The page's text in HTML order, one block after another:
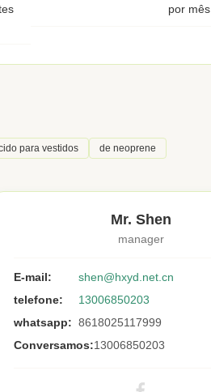
por mês
para vestidos de neoprene
Mr. Shen
manager
E-mail:
shen@hxyd.net.cn
telefone:
13006850203
whatsapp: 8618025117999
Conversamos:13006850203